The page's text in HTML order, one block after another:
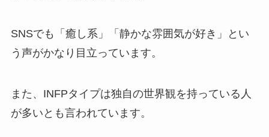
SNSでも「癒し系」「静かな雰囲気が好き」とい
う声がかなり目立っています。
また、INFPタイプは独自の世界観を持っている人
が多いとも言われています。